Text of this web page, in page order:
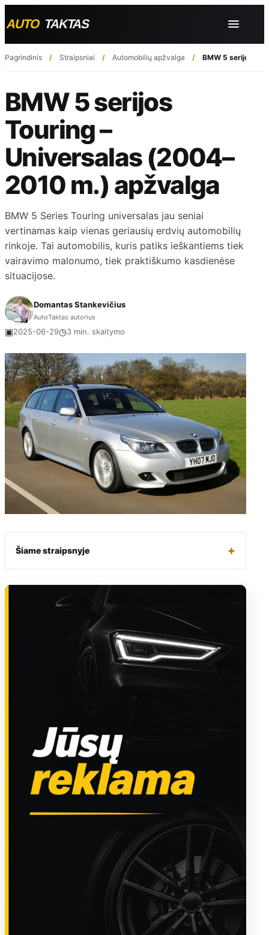
Pagrindinis Straipsniai Automobilių apžvalga BMW 5 serijos
BMW 5 serijos
Touring –
Universalas (2004–
2010 m.) apžvalga
BMW 5 Series Touring universalas jau seniai
vertinamas kaip vienas geriausių erdvių automobilių
rinkoje. Tai automobilis, kuris patiks ieškantiems tiek
vairavimo malonumo, tiek praktiškumo kasdienėse
situacijose.
Domantas Stankevičius
AutoTaktas autorius
▣2025-06-29◷3 min. skaitymo
Šiame straipsnyje +